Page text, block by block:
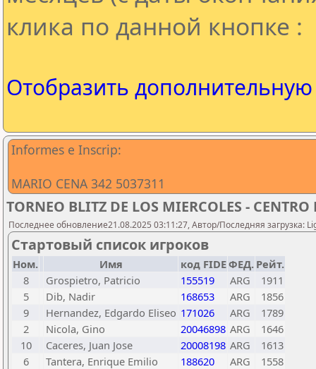
клика по данной кнопке :
Отобразить
Informes e Inscrip:
MARIO CENA 342 5037311
TORNEO BLITZ DE LOS MIERCOLES -
Последнее обновление21.08.2025 03:11:27, Автор/Последняя загрузка:
Стартовый список игроков
Ном. Имя код FIDEФЕД. Рейт.
8
Grospietro, Patricio 155519 ARG
1911
5
Dib, Nadir 168653 ARG
1856
9
Hernandez, Edgardo Eliseo 171026 ARG
1789
2
Nicola, Gino 20046898 ARG
1646
10
Caceres, Juan Jose 20008198 ARG
1613
6
Tantera, Enrique Emilio 188620 ARG
1558